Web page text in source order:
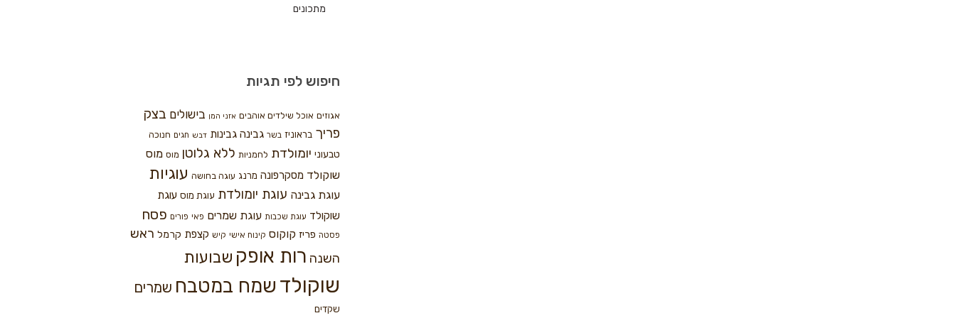
מתכונים
חיפוש לפי תגיות
אגוזים אוכל שילדים אוהבים אזני המן בישולים בצק
פריך בראוניז בשר גבינה גבינות דבש חגים חנוכה
טבעוני יומולדת לחמניות ללא גלוטן מוס מוס
שוקולד מסקרפונה מרנג עוגה בחושה עוגיות
עוגת גבינה עוגת יומולדת עוגת מוס עוגת
שוקולד עוגת שכבות עוגת שמרים פאי פורים פסח
פסטה פריז קוקוס קינוח אישי קיש קצפת קרמל ראש
השנה רות אופק שבועות
שוקולד שמח במטבח שמרים
שקדים